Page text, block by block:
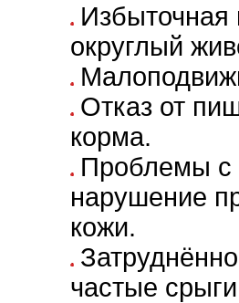
Избыточная
округлый
Отказ от
корма.
Проблемы с
нарушение
кожи.
частые